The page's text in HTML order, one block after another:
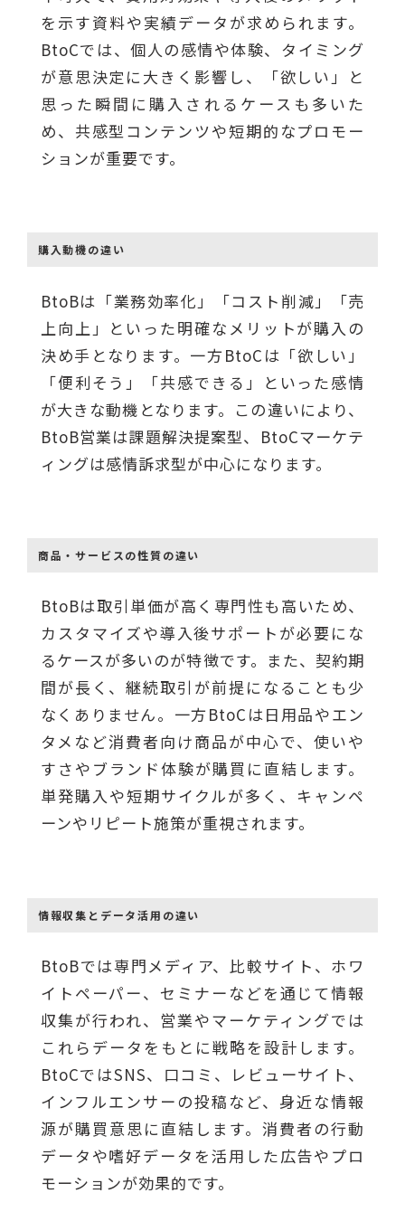
を示す資料や実績データが求められます。
BtoCでは、個人の感情や体験、タイミング
が意思決定に大きく影響し、「欲しい」と
思った瞬間に購入されるケースも多いた
め、共感型コンテンツや短期的なプロモー
ションが重要です。
購入動機の違い
BtoBは「業務効率化」「コスト削減」「売
上向上」といった明確なメリットが購入の
決め手となります。一方BtoCは「欲しい」
「便利そう」「共感できる」といった感情
が大きな動機となります。この違いにより、
BtoB営業は課題解決提案型、BtoCマーケテ
ィングは感情訴求型が中心になります。
商品・サービスの性質の違い
BtoBは取引単価が高く専門性も高いため、
カスタマイズや導入後サポートが必要にな
るケースが多いのが特徴です。また、契約期
間が長く、継続取引が前提になることも少
なくありません。一方BtoCは日用品やエン
タメなど消費者向け商品が中心で、使いや
すさやブランド体験が購買に直結します。
単発購入や短期サイクルが多く、キャンペ
ーンやリピート施策が重視されます。
情報収集とデータ活用の違い
BtoBでは専門メディア、比較サイト、ホワ
イトペーパー、セミナーなどを通じて情報
収集が行われ、営業やマーケティングでは
これらデータをもとに戦略を設計します。
BtoCではSNS、口コミ、レビューサイト、
インフルエンサーの投稿など、身近な情報
源が購買意思に直結します。消費者の行動
データや嗜好データを活用した広告やプロ
モーションが効果的です。